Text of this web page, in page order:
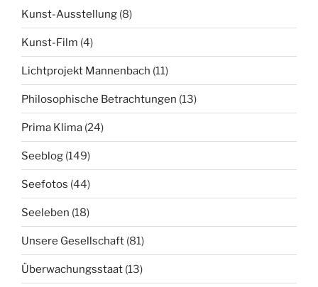
Kunst-Ausstellung (8)
Kunst-Film (4)
Lichtprojekt Mannenbach (11)
Philosophische Betrachtungen (13)
Prima Klima (24)
Seeblog (149)
Seefotos (44)
Seeleben (18)
Unsere Gesellschaft (81)
Überwachungsstaat (13)